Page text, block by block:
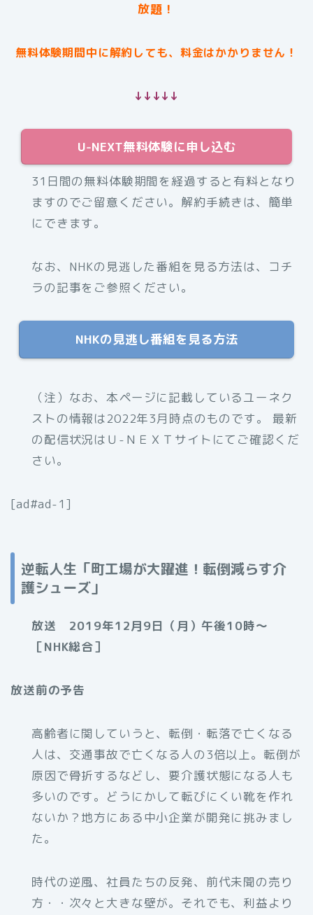
放題！
無料体験期間中に解約しても、料金はかかりません！
↓↓↓↓↓
U-NEXT無料体験に申し込む
31日間の無料体験期間を経過すると有料となり
ますのでご留意ください。解約手続きは、簡単
にできます。
なお、NHKの見逃した番組を見る方法は、コチ
ラの記事をご参照ください。
NHKの見逃し番組を見る方法
（注）なお、本ページに記載しているユーネク
ストの情報は2022年3月時点のものです。 最新
の配信状況はＵ-ＮＥＸＴサイトにてご確認くだ
さい。
[ad#ad-1]
逆転人生「町工場が大躍進！転倒減らす介
護シューズ」
放送 2019年12月9日（月）午後10時～
［NHK総合］
放送前の予告
高齢者に関していうと、転倒・転落で亡くなる
人は、交通事故で亡くなる人の3倍以上。転倒が
原因で骨折するなどし、要介護状態になる人も
多いのです。どうにかして転びにくい靴を作れ
ないか？地方にある中小企業が開発に挑みまし
た。
時代の逆風、社員たちの反発、前代未聞の売り
方・・次々と大きな壁が。それでも、利益より